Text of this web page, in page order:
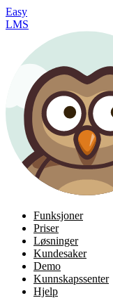
Easy
LMS
Funksjoner
Priser
Løsninger
Kundesaker
Demo
Kunnskapssenter
Hjelp